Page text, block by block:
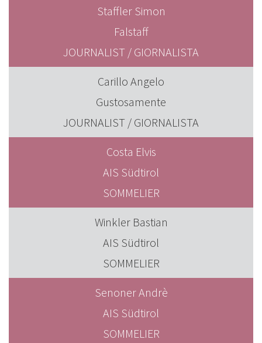
Staffler Simon
Falstaff
JOURNALIST / GIORNALISTA
Carillo Angelo
Gustosamente
JOURNALIST / GIORNALISTA
Costa Elvis
AIS Südtirol
SOMMELIER
Winkler Bastian
AIS Südtirol
SOMMELIER
Senoner Andrè
AIS Südtirol
SOMMELIER